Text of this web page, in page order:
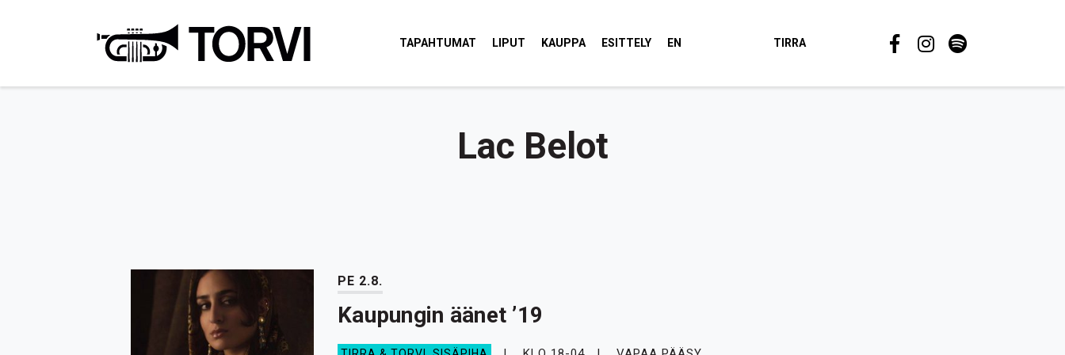
TAPAHTUMAT LIPUT KAUPPA ESITTELY EN TIRRA
Lac Belot
PE 2.8.
Kaupungin äänet ’19